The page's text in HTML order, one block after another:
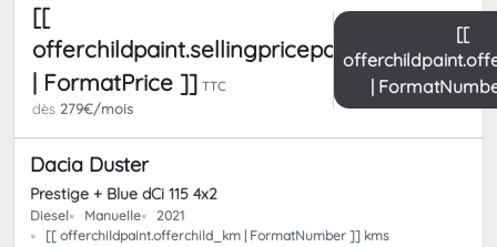
[[
offerchildpaint.sellingpricepart_ttc
| FormatPrice ]] TTC
dès 279€/mois
[[
|
Dacia Duster
Prestige + Blue dCi 115 4x2
Diesel Manuelle
2021
[[ offerchildpaint.offerchild_km | FormatNumber ]] kms